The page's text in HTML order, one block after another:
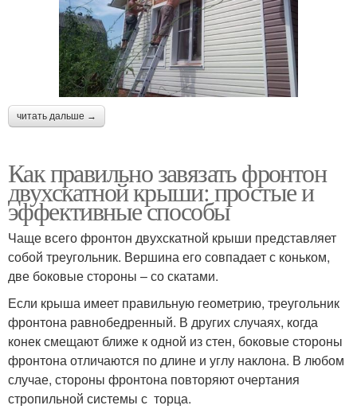
читать дальше →
Как правильно завязать фронтон
двухскатной крыши: простые и
эффективные способы
Чаще всего фронтон двухскатной крыши представляет
собой треугольник. Вершина его совпадает с коньком,
две боковые стороны – со скатами.
Если крыша имеет правильную геометрию, треугольник
фронтона равнобедренный. В других случаях, когда
конек смещают ближе к одной из стен, боковые стороны
фронтона отличаются по длине и углу наклона. В любом
случае, стороны фронтона повторяют очертания
стропильной системы с торца.